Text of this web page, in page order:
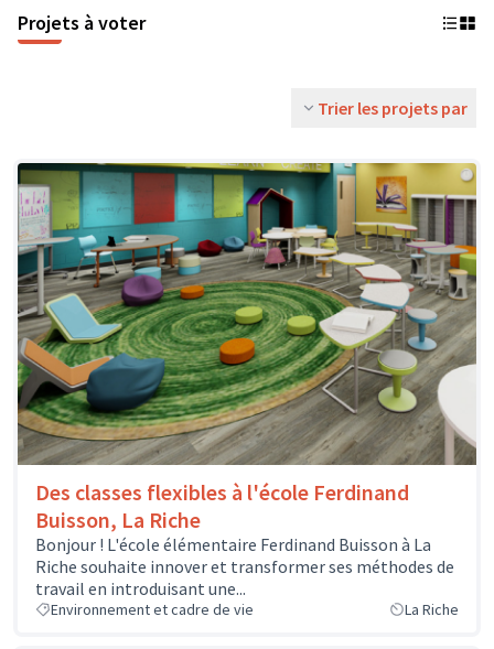
Projets à voter
Trier les projets par
Des classes flexibles à l'école Ferdinand
Buisson, La Riche
Bonjour ! L'école élémentaire Ferdinand Buisson à La
Riche souhaite innover et transformer ses méthodes de
travail en introduisant une...
Environnement et cadre de vie La Riche